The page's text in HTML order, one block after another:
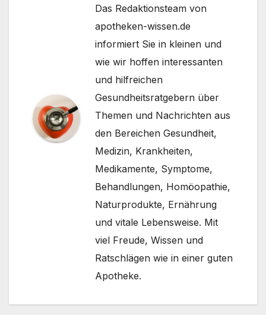
Das Redaktionsteam von
apotheken-wissen.de
informiert Sie in kleinen und
wie wir hoffen interessanten
und hilfreichen
Gesundheitsratgebern über
Themen und Nachrichten aus
den Bereichen Gesundheit,
Medizin, Krankheiten,
Medikamente, Symptome,
Behandlungen, Homöopathie,
Naturprodukte, Ernährung
und vitale Lebensweise. Mit
viel Freude, Wissen und
Ratschlägen wie in einer guten
Apotheke.